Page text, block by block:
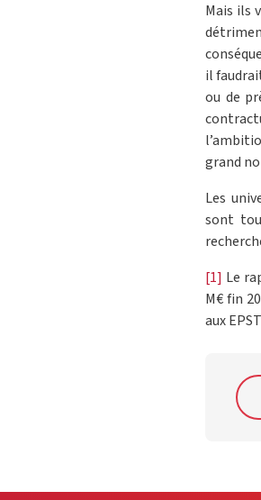
Mais ils
il
ou de
grand
Les
sont
[1] Le
M€ fin
aux EPST